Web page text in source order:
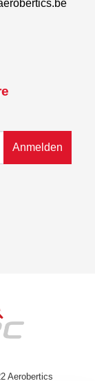
Anmelden
Aerobertics